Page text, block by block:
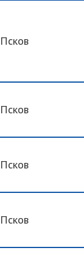
Псков
Псков
Псков
Псков